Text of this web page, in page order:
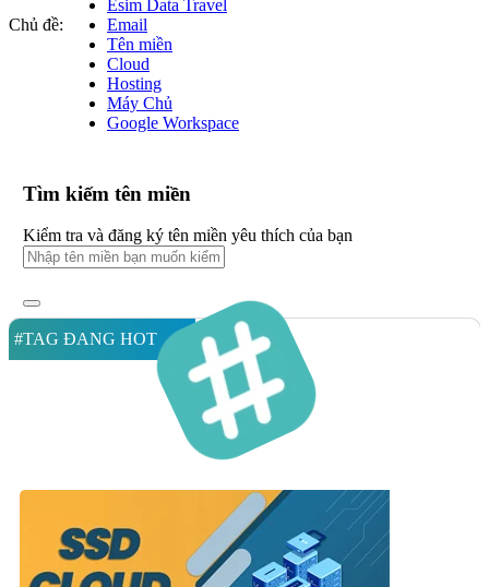
Chủ đề:
Esim Data Travel
Email
Tên miền
Cloud
Hosting
Máy Chủ
Google Workspace
Tìm kiếm tên miền
Kiểm tra và đăng ký tên miền yêu thích của bạn
#TAG ĐANG HOT